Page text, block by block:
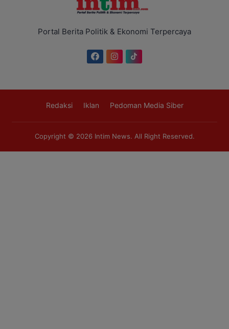
Portal Berita Politik & Ekonomi Terpercaya
Redaksi Iklan Pedoman Media Siber
Copyright © 2026 Intim News. All Right Reserved.